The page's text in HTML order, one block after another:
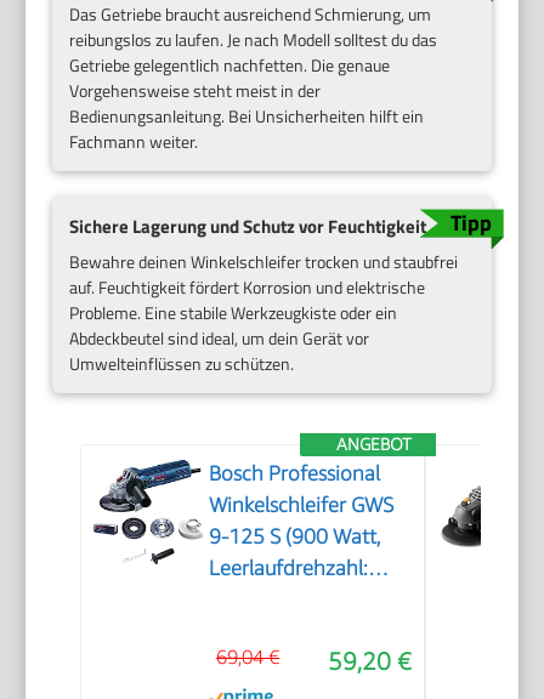
Das Getriebe braucht ausreichend Schmierung, um
reibungslos zu laufen. Je nach Modell solltest du das
Getriebe gelegentlich nachfetten. Die genaue
Vorgehensweise steht meist in der
Bedienungsanleitung. Bei Unsicherheiten hilft ein
Fachmann weiter.
Sichere Lagerung und Schutz vor Feuchtigkeit
Bewahre deinen Winkelschleifer trocken und staubfrei
auf. Feuchtigkeit fördert Korrosion und elektrische
Probleme. Eine stabile Werkzeugkiste oder ein
Abdeckbeutel sind ideal, um dein Gerät vor
Umwelteinflüssen zu schützen.
ANGEBOT
Bosch Professional
Winkelschleifer GWS
9-125 S (900 Watt,
Leerlaufdrehzahl:
59,20 €
69,04 €